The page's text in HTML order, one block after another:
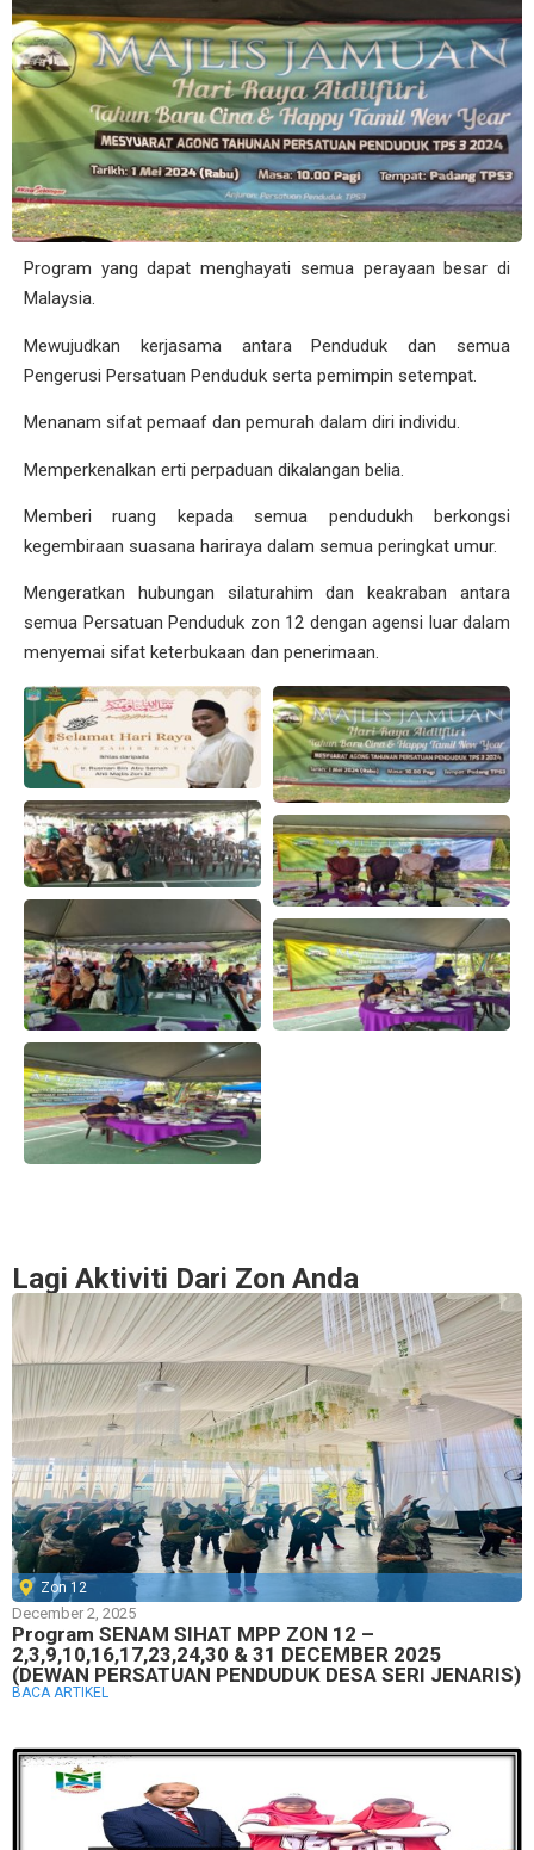
Program yang dapat menghayati semua perayaan besar di
Malaysia.
Mewujudkan kerjasama antara Penduduk dan semua
Pengerusi Persatuan Penduduk serta pemimpin setempat.
Menanam sifat pemaaf dan pemurah dalam diri individu.
Memperkenalkan erti perpaduan dikalangan belia.
Memberi ruang kepada semua pendudukh berkongsi
kegembiraan suasana hariraya dalam semua peringkat umur.
Mengeratkan hubungan silaturahim dan keakraban antara
semua Persatuan Penduduk zon 12 dengan agensi luar dalam
menyemai sifat keterbukaan dan penerimaan.
Lagi Aktiviti Dari Zon Anda
Zon 12
December 2, 2025
Program SENAM SIHAT MPP ZON 12 –
2,3,9,10,16,17,23,24,30 & 31 DECEMBER 2025
(DEWAN PERSATUAN PENDUDUK DESA SERI JENARIS)
BACA ARTIKEL